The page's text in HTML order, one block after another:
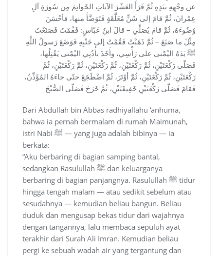
عن وجْهِهِ بيَدِهِ ثُمَّ قَرَأَ العَشْرَ الآياتِ الخَواتِمَ مِن سُورَةِ آلِ
عِمْرانَ، ثُمَّ قامَ إلى شَنٍّ مُعَلَّقَةٍ فَتَوَضَّأَ منها، فأحْسَنَ
وُضُوءَهُ، ثُمَّ قامَ يُصَلِّي – قالَ ابنُ عَبّاسٍ: فَقُمْتُ فَصَنَعْتُ
مِثْلَ ما صَنَعَ – ثُمَّ ذَهَبْتُ فَقُمْتُ إلى جَنْبِهِ فَوَضَعَ رَسولُ اللَّهِ
ﷺ يَدَهُ اليُمْنى على رَأْسِي، وأَخَذَ بأُذُنِي اليُمْنى يَفْتِلُها،
فَصَلّى رَكْعَتَيْنِ، ثُمَّ رَكْعَتَيْنِ، ثُمَّ رَكْعَتَيْنِ، ثُمَّ رَكْعَتَيْنِ، ثُمَّ
رَكْعَتَيْنِ، ثُمَّ رَكْعَتَيْنِ، ثُمَّ أوْتَرَ، ثُمَّ اضْطَجَعَ حتّى جاءَهُ المُؤَذِّنُ،
فَقامَ فَصَلّى رَكْعَتَيْنِ خَفِيفَتَيْنِ، ثُمَّ خَرَجَ فَصَلّى الصُّبْحَ
Dari Abdullah bin Abbas radhiyallahu ‘anhuma,
bahwa ia pernah bermalam di rumah Maimunah,
istri Nabi ﷺ — yang juga adalah bibinya — ia
berkata:
“Aku berbaring di bagian samping bantal,
sedangkan Rasulullah ﷺ dan keluarganya
berbaring di bagian panjangnya. Rasulullah ﷺ tidur
hingga tengah malam — atau sedikit sebelum atau
sesudahnya — kemudian beliau bangun. Beliau
duduk dan mengusap bekas tidur dari wajahnya
dengan tangannya, lalu membaca sepuluh ayat
terakhir dari Surah Ali Imran. Kemudian beliau
pergi ke sebuah wadah air yang tergantung dan